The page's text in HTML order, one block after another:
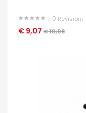
0 Revisioni
€ 9,07 € 10,08
OCCHIATA VELOCE